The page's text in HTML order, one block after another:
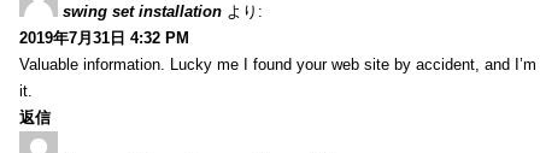
swing set installation より:
2019年7月31日 4:32 PM
Valuable information. Lucky me I found your web site by accident, and
it.
返信